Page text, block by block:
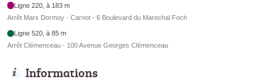
Ligne 220, à 183 m
Arrêt Marx Dormoy - Carnot - 6 Boulevard du Marechal Foch
Ligne 520, à 85 m
Arrêt Clémenceau - 100 Avenue Georges Clémenceau
Informations